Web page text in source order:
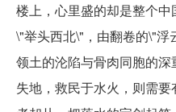
楼上，心里盛的却是整个
\"举头西北\"，由翻卷的\"
领土的沦陷与骨肉同胞的
失地，救民于水火，则需